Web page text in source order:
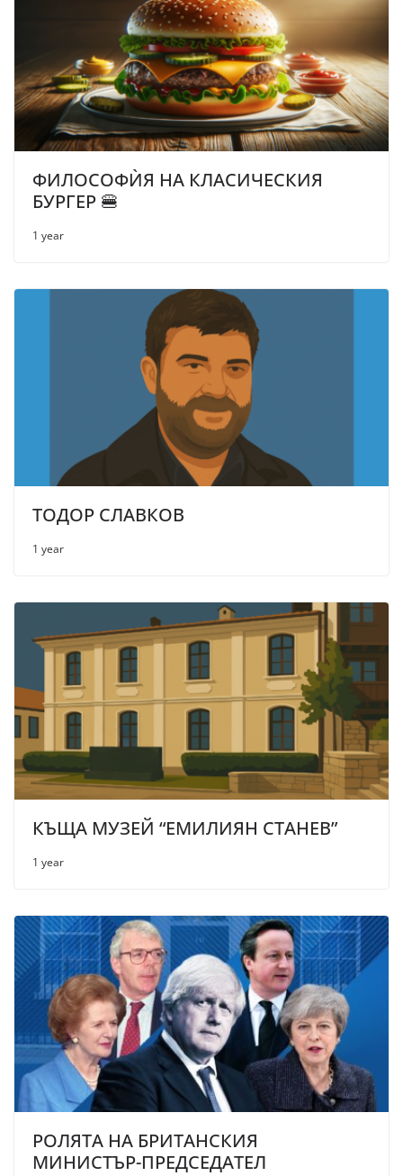
ФИЛОСОФЍЯ НА КЛАСИЧЕСКИЯ
БУРГЕР 🍔
1 year
ТОДОР СЛАВКОВ
1 year
КЪЩА МУЗЕЙ “ЕМИЛИЯН СТАНЕВ”
1 year
РОЛЯТА НА БРИТАНСКИЯ
МИНИСТЪР-ПРЕДСЕДАТЕЛ